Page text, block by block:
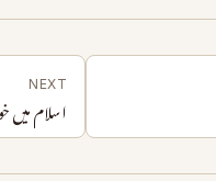
NEXT
اسلام میں